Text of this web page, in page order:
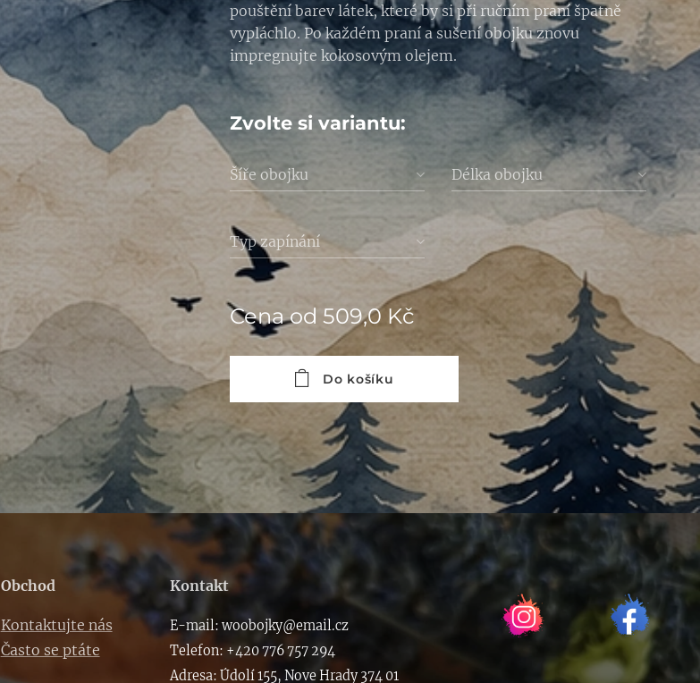
pouštění barev látek, které by si při ručním praní špatně
vypláchlo. Po každém praní a sušení obojku znovu
impregnujte kokosovým olejem.
Zvolte si variantu:
Šíře obojku Délka obojku
Typ zapínání
Cena od509,0 Kč
Do košíku
Obchod
Kontaktujte nás
Často se ptáte
Kontakt
E-mail: woobojky@email.cz
Telefon: +420 776 757 294
Adresa: Údolí 155, Nove Hrady 374 01